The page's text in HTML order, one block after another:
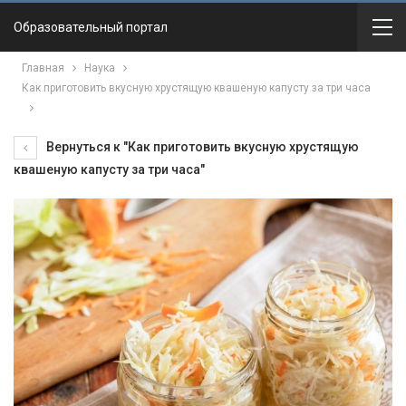
Образовательный портал
Главная
Наука
Как приготовить вкусную хрустящую квашеную капусту за три часа
Вернуться к "Как приготовить вкусную хрустящую
квашеную капусту за три часа"